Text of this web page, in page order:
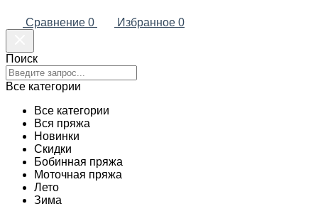
Сравнение 0 Избранное 0
Поиск
Все категории
Все категории
Вся пряжа
Новинки
Скидки
Бобинная пряжа
Моточная пряжа
Лето
Зима